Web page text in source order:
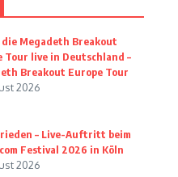
die Megadeth Breakout
Tour live in Deutschland –
Breakout Europe Tour
2026
– Live-Auftritt beim
Festival 2026 in Köln
2026